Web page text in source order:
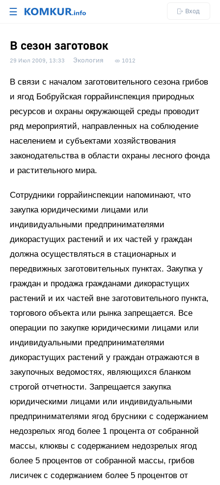
☰ Вход
В сезон заготовок
29 Июл 2009, 13:33 Экология 1012
В связи с началом заготовительного сезона грибов
и ягод Бобруйская горрайинспекция природных
ресурсов и охраны окружающей среды проводит
ряд мероприятий, направленных на соблюдение
населением и субъектами хозяйствования
законодательства в области охраны лесного фонда
и растительного мира.
Сотрудники горрайинспекции напоминают, что
закупка юридическими лицами или
индивидуальными предпринимателями
дикорастущих растений и их частей у граждан
должна осуществляться в стационарных и
передвижных заготовительных пунктах. Закупка у
граждан и продажа гражданами дикорастущих
растений и их частей вне заготовительного пункта,
торгового объекта или рынка запрещается. Все
операции по закупке юридическими лицами или
индивидуальными предпринимателями
дикорастущих растений у граждан отражаются в
закупочных ведомостях, являющихся бланком
строгой отчетности. Запрещается закупка
юридическими лицами или индивидуальными
предпринимателями ягод брусники с содержанием
недозрелых ягод более 1 процента от собранной
массы, клюквы с содержанием недозрелых ягод
более 5 процентов от собранной массы, грибов
лисичек с содержанием более 5 процентов от